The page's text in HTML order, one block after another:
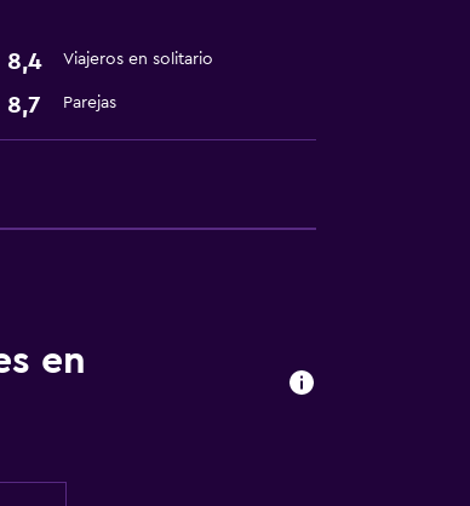
8,4 Viajeros en solitario
8,7 Parejas
en